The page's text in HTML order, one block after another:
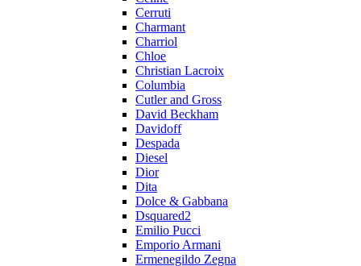
Cerruti
Charmant
Charriol
Chloe
Christian Lacroix
Columbia
Cutler and Gross
David Beckham
Davidoff
Despada
Diesel
Dior
Dita
Dolce & Gabbana
Dsquared2
Emilio Pucci
Emporio Armani
Ermenegildo Zegna